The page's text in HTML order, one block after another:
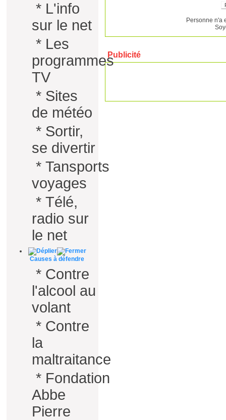
* L'info
sur le net
* Les
programmes
TV
* Sites
de météo
* Sortir,
se divertir
* Tansports
voyages
* Télé,
radio sur
le net
Causes à défendre
* Contre
l'alcool au
volant
* Contre
la
maltraitance
* Fondation
Abbe
Pierre
Personne n'a
Publicité